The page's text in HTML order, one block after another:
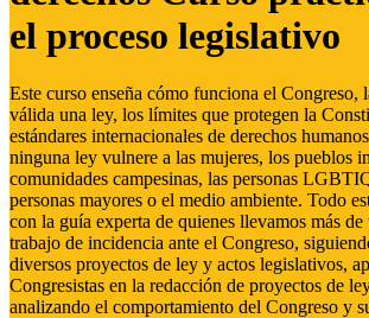
el proceso legislativo
Este curso enseña cómo funciona el Congreso,
válida una ley, los límites que protegen la
estándares internacionales de derechos
ninguna ley vulnere a las mujeres, los pueblos
comunidades campesinas, las personas
personas mayores o el medio ambiente. Todo
con la guía experta de quienes llevamos más de
trabajo de incidencia ante el Congreso,
diversos proyectos de ley y actos legislativos,
Congresistas en la redacción de proyectos de
analizando el comportamiento del Congreso y